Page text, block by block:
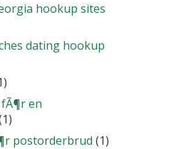
hookup sites
dating hookup
en
postorderbrud (1)